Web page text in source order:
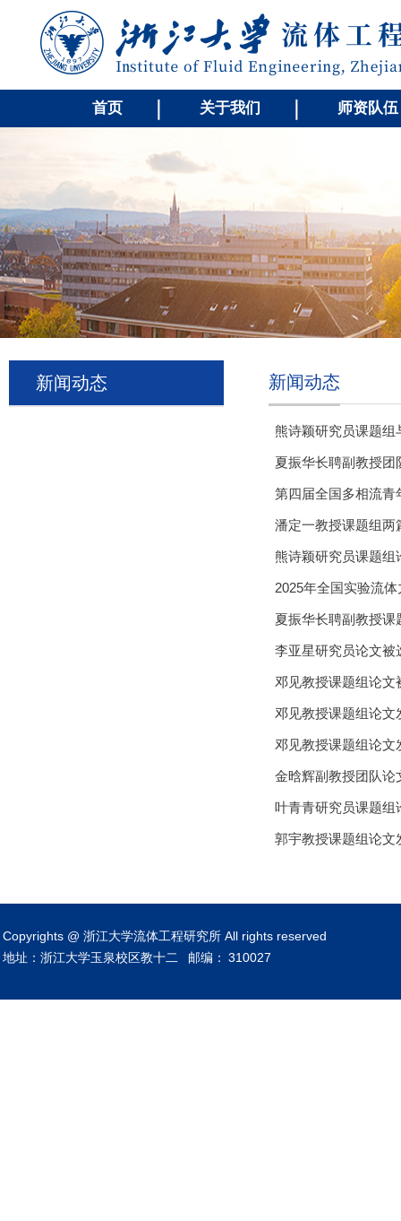
首页 关于我们 师资队伍
新闻动态 新闻动态
熊诗颖研究员课题组
夏振华长聘副教授团
第四届全国多相流青
潘定一教授课题组两
熊诗颖研究员课题组
2025年全国实验流
夏振华长聘副教授课
李亚星研究员论文被
邓见教授课题组论文
邓见教授课题组论文
邓见教授课题组论文
金晗辉副教授团队论
叶青青研究员课题组
郭宇教授课题组论文
Copyrights @ 浙江大学流体工程研究所 All rights reserved
地址：浙江大学玉泉校区教十二
邮编： 310027